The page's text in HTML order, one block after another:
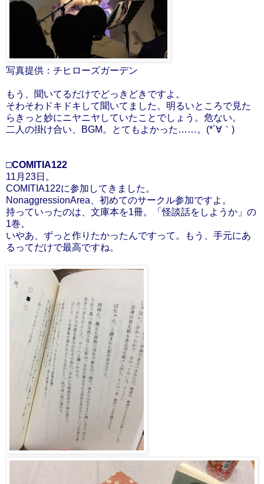
写真提供：チヒローズガーデン
もう、聞いてるだけでどっきどきですよ。
そわそわドキドキして聞いてました。明るいところで見た
らきっと妙にニヤニヤしていたことでしょう。危ない。
二人の掛け合い、BGM。とてもよかった……。(*´∀｀)
□COMITIA122
11月23日。
COMITIA122に参加してきました。
NonaggressionArea、初めてのサークル参加ですよ。
持っていったのは、文庫本を1冊。「怪談話をしようか」の
1巻。
いやあ、ずっと作りたかったんですって。もう、手元にあ
るってだけで最高ですね。